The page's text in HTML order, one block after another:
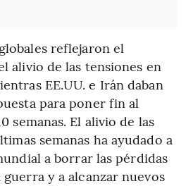
reflejaron el
alivio de las tensiones en
EE.UU. e Irán daban
para poner fin al
semanas. El alivio de las
semanas ha ayudado a
a borrar las pérdidas
y a alcanzar nuevos